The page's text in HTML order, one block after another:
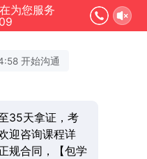
为您服务
开始沟通
35天拿证，考
迎咨询课程详
规合同，【包学